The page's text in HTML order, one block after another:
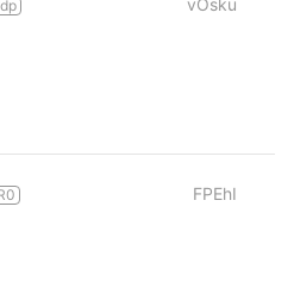
FPEhI